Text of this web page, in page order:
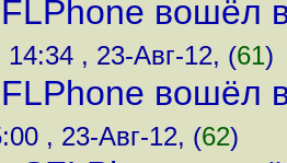
вошёл
14:34 , 23-Авг-12, (61)
вошёл
, 23-Авг-12, (62)